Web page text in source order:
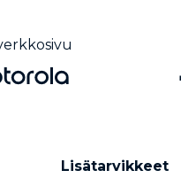
Lisätarvikkeet